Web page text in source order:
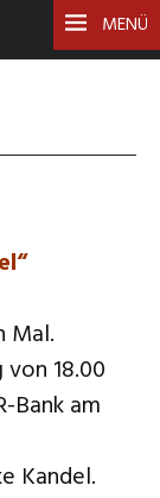
MENÜ
Mal.
18.00
Bank am
Kandel.